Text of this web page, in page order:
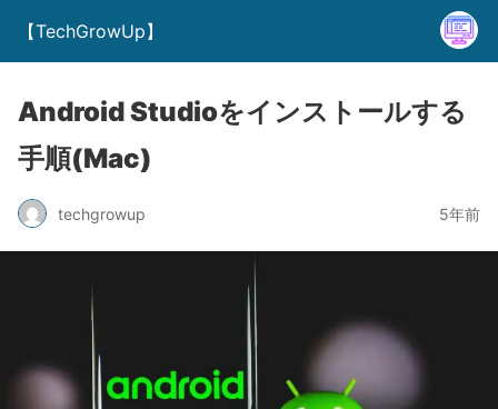
【TechGrowUp】
Android Studioをインストールする
手順(Mac)
techgrowup 5年前